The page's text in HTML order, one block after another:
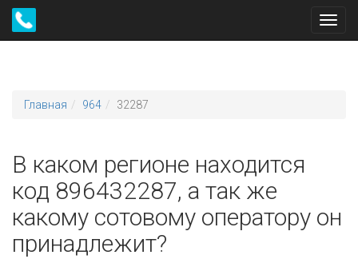
Главная 964 32287
В каком регионе находится
код 896432287, а так же
какому сотовому оператору он
принадлежит?